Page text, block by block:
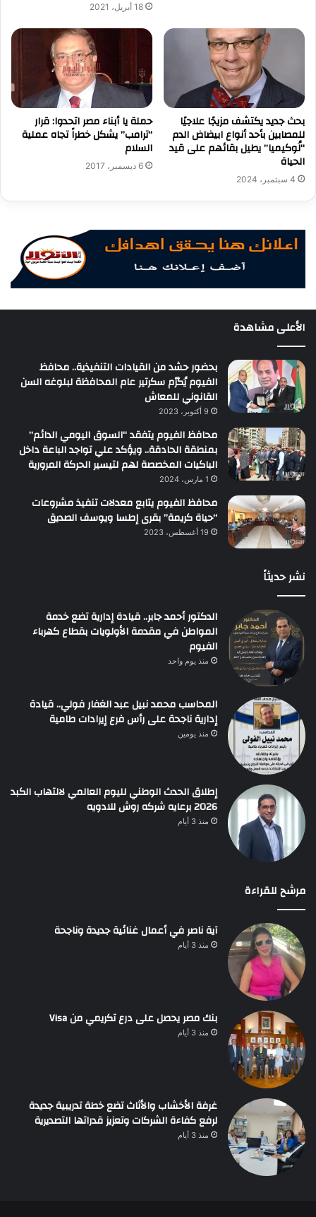
18 أبريل، 2021
بحث جديد يكتشف مزيجًا علاجيًا
للمصابين بأحد أنواع ابيضاض الدم
“لُوكيميا” يطيل بقائهم على قيد
الحياة
4 سبتمبر، 2024
حملة يا أبناء مصر اتحدوا: قرار
“ترامب” يشكل خطراً تجاه عملية
السلام
6 ديسمبر، 2017
الأعلى مشاهدة
بحضور حشد من القيادات التنفيذية.. محافظ
الفيوم يُكرّم سكرتير عام المحافظة لبلوغه السن
القانوني للمعاش
9 أكتوبر، 2023
محافظ الفيوم يتفقد “السوق اليومي الدائم”
بمنطقة الحادقة.. ويؤكد علي تواجد الباعة داخل
الباكيات المخصصة لهم لتيسير الحركة المرورية
1 مارس، 2024
محافظ الفيوم يتابع معدلات تنفيذ مشروعات
“حياة كريمة” بقرى إطسا ويوسف الصديق
19 أغسطس، 2023
نشر حديثاً
الدكتور أحمد جابر.. قيادة إدارية تضع خدمة
المواطن في مقدمة الأولويات بقطاع كهرباء
الفيوم
منذ يوم واحد
المحاسب محمد نبيل عبد الغفار فولي.. قيادة
إدارية ناجحة على رأس فرع إيرادات طامية
منذ يومين
إطلاق الحدث الوطني لليوم العالمي لالتهاب الكبد
2026 برعايه شركه روش للادويه
منذ 3 أيام
مرشح للقراءة
آية ناصر في أعمال غنائية جديدة وناجحة
منذ 3 أيام
بنك مصر يحصل على درع تكريمي من Visa
منذ 3 أيام
غرفة الأخشاب والأثاث تضع خطة تدريبية جديدة
لرفع كفاءة الشركات وتعزيز قدراتها التصديرية
منذ 3 أيام